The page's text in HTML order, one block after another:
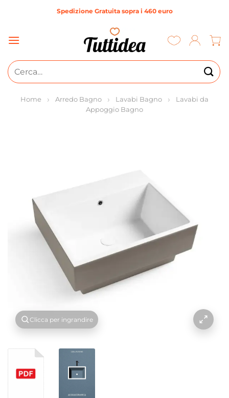
Spedizione Gratuita sopra i 460 euro
Cerca:
Home Arredo Bagno Lavabi Bagno
Lavabi da
Appoggio Bagno
Clicca per ingrandire